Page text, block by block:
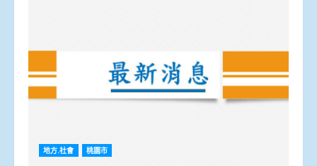
地方.社會 桃園市